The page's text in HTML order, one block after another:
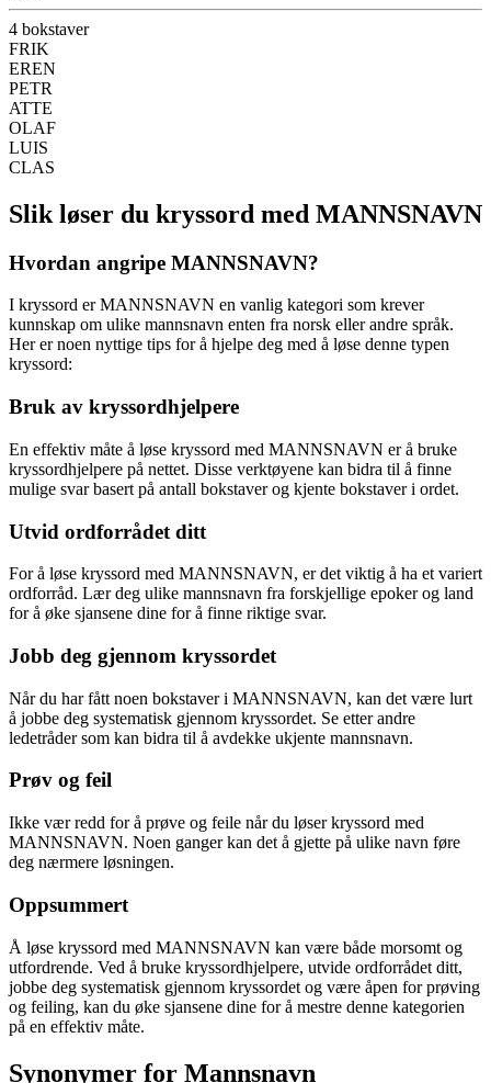
4 bokstaver
FRIK
EREN
PETR
ATTE
OLAF
LUIS
CLAS
Slik løser du kryssord med MANNSNAVN
Hvordan angripe MANNSNAVN?
I kryssord er MANNSNAVN en vanlig kategori som krever
kunnskap om ulike mannsnavn enten fra norsk eller andre språk.
Her er noen nyttige tips for å hjelpe deg med å løse denne typen
kryssord:
Bruk av kryssordhjelpere
En effektiv måte å løse kryssord med MANNSNAVN er å bruke
kryssordhjelpere på nettet. Disse verktøyene kan bidra til å finne
mulige svar basert på antall bokstaver og kjente bokstaver i ordet.
Utvid ordforrådet ditt
For å løse kryssord med MANNSNAVN, er det viktig å ha et variert
ordforråd. Lær deg ulike mannsnavn fra forskjellige epoker og land
for å øke sjansene dine for å finne riktige svar.
Jobb deg gjennom kryssordet
Når du har fått noen bokstaver i MANNSNAVN, kan det være lurt
å jobbe deg systematisk gjennom kryssordet. Se etter andre
ledetråder som kan bidra til å avdekke ukjente mannsnavn.
Prøv og feil
Ikke vær redd for å prøve og feile når du løser kryssord med
MANNSNAVN. Noen ganger kan det å gjette på ulike navn føre
deg nærmere løsningen.
Oppsummert
Å løse kryssord med MANNSNAVN kan være både morsomt og
utfordrende. Ved å bruke kryssordhjelpere, utvide ordforrådet ditt,
jobbe deg systematisk gjennom kryssordet og være åpen for prøving
og feiling, kan du øke sjansene dine for å mestre denne kategorien
på en effektiv måte.
Synonymer for Mannsnavn